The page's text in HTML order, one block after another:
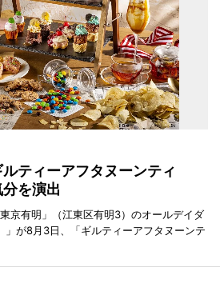
ティーアフタヌーンティ
を演出
京有明」（江東区有明3）のオールデイダ
」が8月3日、「ギルティーアフタヌーンテ